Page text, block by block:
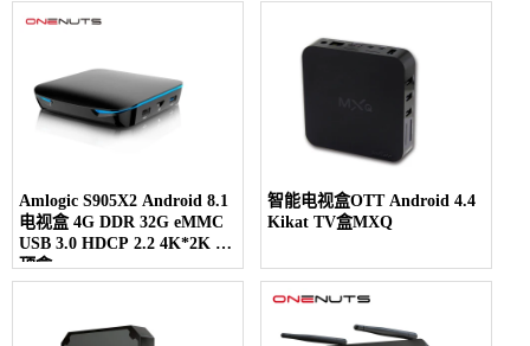
Amlogic S905X2 Android 8.1
电视盒 4G DDR 32G eMMC
USB 3.0 HDCP 2.2 4K*2K 机
顶盒
智能电视盒OTT Android 4.4
Kikat TV盒MXQ